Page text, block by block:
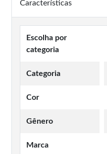
Características
Escolha por
categoria
Categoria
Cor
Gênero
Marca